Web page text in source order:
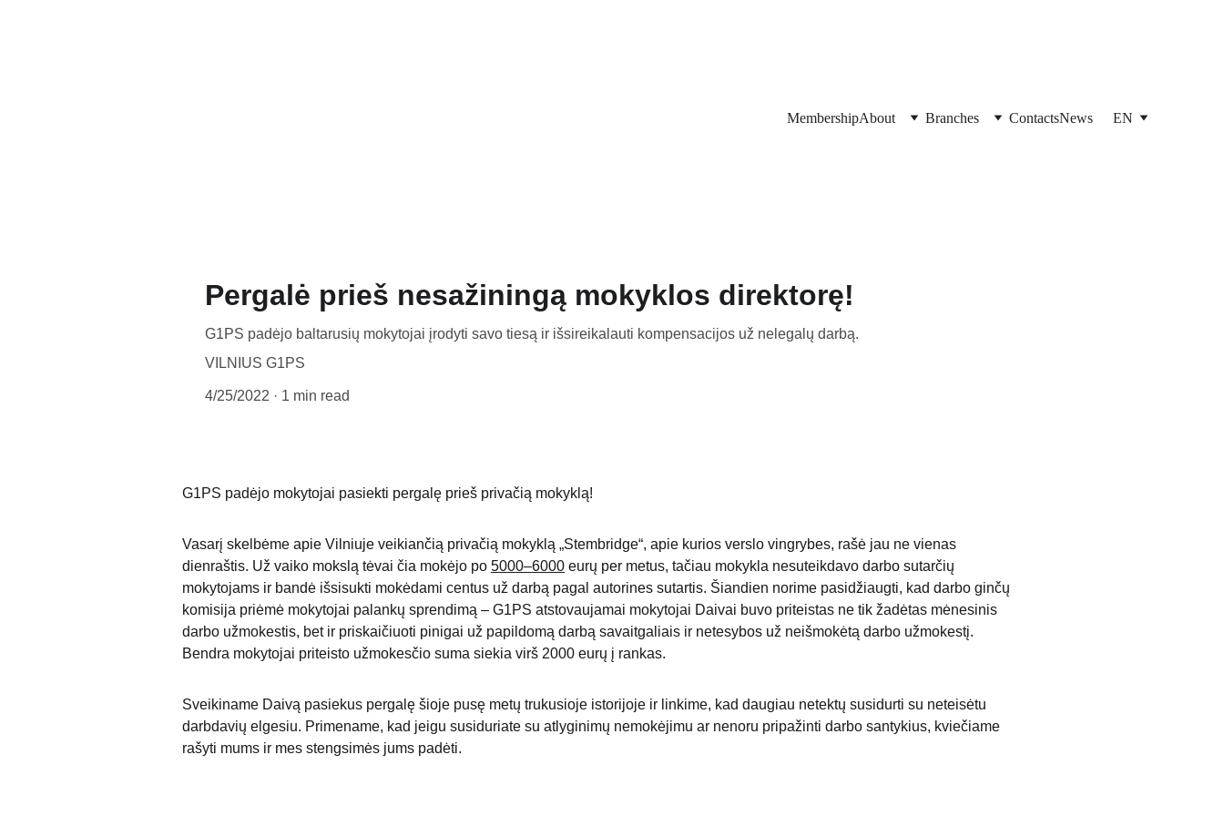
MembershipAbout Branches ContactsNews EN
Pergalė prieš nesažiningą mokyklos direktorę!
G1PS padėjo baltarusių mokytojai įrodyti savo tiesą ir išsireikalauti kompensacijos už nelegalų darbą.
VILNIUS G1PS
4/25/2022 1 min read
G1PS padėjo mokytojai pasiekti pergalę prieš privačią mokyklą!
Vasarį skelbėme apie Vilniuje veikiančią privačią mokyklą „Stembridge“, apie kurios verslo vingrybes, rašė jau ne vienas
dienraštis. Už vaiko mokslą tėvai čia mokėjo po 5000–6000 eurų per metus, tačiau mokykla nesuteikdavo darbo sutarčių
mokytojams ir bandė išsisukti mokėdami centus už darbą pagal autorines sutartis. Šiandien norime pasidžiaugti, kad darbo ginčų
komisija priėmė mokytojai palankų sprendimą – G1PS atstovaujamai mokytojai Daivai buvo priteistas ne tik žadėtas mėnesinis
darbo užmokestis, bet ir priskaičiuoti pinigai už papildomą darbą savaitgaliais ir netesybos už neišmokėtą darbo užmokestį.
Bendra mokytojai priteisto užmokesčio suma siekia virš 2000 eurų į rankas.
Sveikiname Daivą pasiekus pergalę šioje pusę metų trukusioje istorijoje ir linkime, kad daugiau netektų susidurti su neteisėtu
darbdavių elgesiu. Primename, kad jeigu susiduriate su atlyginimų nemokėjimu ar nenoru pripažinti darbo santykius, kviečiame
rašyti mums ir mes stengsimės jums padėti.